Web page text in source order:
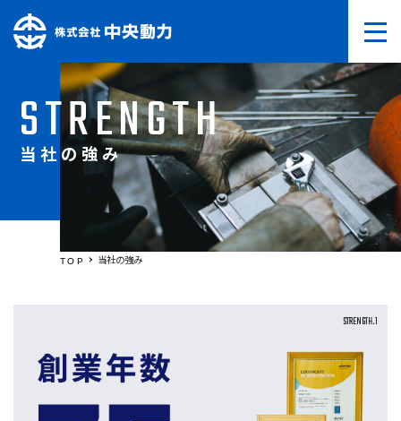
STRENGTH
当社の強み
TOP 当社の強み
STRENGTH.1